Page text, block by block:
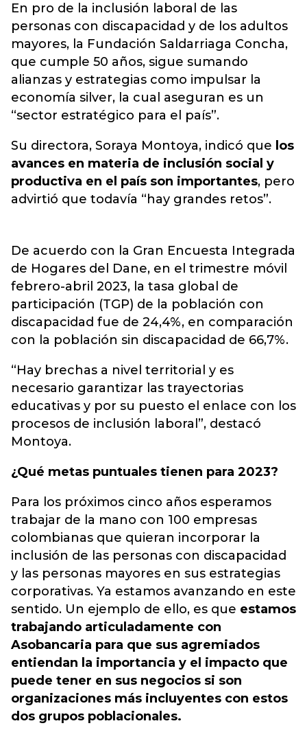
En pro de la inclusión laboral de las
personas con discapacidad y de los adultos
mayores, la Fundación Saldarriaga Concha,
que cumple 50 años, sigue sumando
alianzas y estrategias como impulsar la
economía silver, la cual aseguran es un
“sector estratégico para el país”.
Su directora, Soraya Montoya, indicó que los
avances en materia de inclusión social y
productiva en el país son importantes, pero
advirtió que todavía “hay grandes retos”.
De acuerdo con la Gran Encuesta Integrada
de Hogares del Dane, en el trimestre móvil
febrero-abril 2023, la tasa global de
participación (TGP) de la población con
discapacidad fue de 24,4%, en comparación
con la población sin discapacidad de 66,7%.
“Hay brechas a nivel territorial y es
necesario garantizar las trayectorias
educativas y por su puesto el enlace con los
procesos de inclusión laboral”, destacó
Montoya.
¿Qué metas puntuales tienen para 2023?
Para los próximos cinco años esperamos
trabajar de la mano con 100 empresas
colombianas que quieran incorporar la
inclusión de las personas con discapacidad
y las personas mayores en sus estrategias
corporativas. Ya estamos avanzando en este
sentido. Un ejemplo de ello, es que estamos
trabajando articuladamente con
Asobancaria para que sus agremiados
entiendan la importancia y el impacto que
puede tener en sus negocios si son
organizaciones más incluyentes con estos
dos grupos poblacionales.